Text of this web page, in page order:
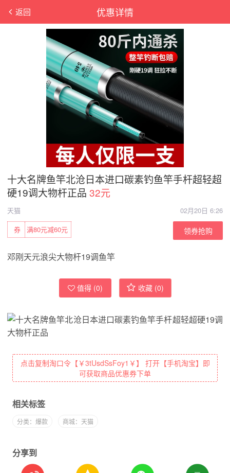
优惠详情
返回
十大名牌鱼竿北沧日本进口碳素钓鱼竿手杆超轻超
硬19调大物杆正品 32元
天猫
02月20日 6:26
满80元减60元
券 领券抢购
邓刚天元浪尖大物杆19调鱼竿
值得 (0) 收藏 (0)
点击复制淘口令【￥3tUsdSsFoy1￥】 打开【手机淘宝】即
可获取商品优惠券下单
相关标签
分类：爆款 商城：天猫
分享到